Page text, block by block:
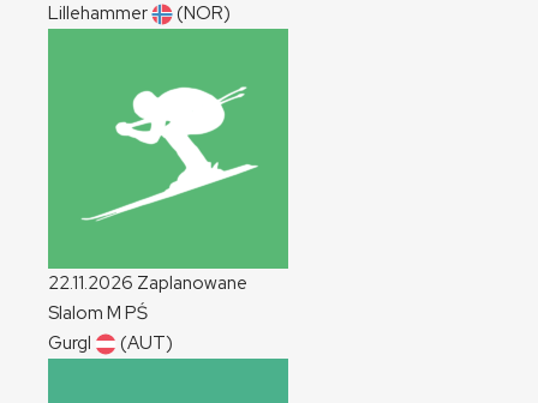
Lillehammer
(NOR)
22.11.2026 Zaplanowane
Slalom M PŚ
Gurgl
(AUT)